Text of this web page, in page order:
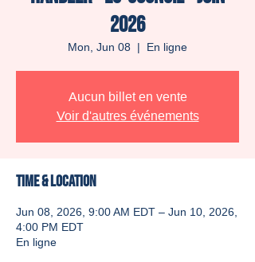
2026
Mon, Jun 08
  |
En ligne
Aucun billet en vente
Voir d'autres événements
Time & Location
Jun 08, 2026, 9:00 AM EDT – Jun 10, 2026,
4:00 PM EDT
En ligne